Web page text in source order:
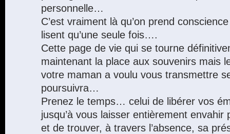
personnelle…
C’est vraiment là qu’on prend
lisent qu’une seule fois….
Cette page de vie qui se tourne
maintenant la place aux souvenirs mais
votre maman a voulu vous transmettre
poursuivra…
Prenez le temps… celui de libérer vos
jusqu’à vous laisser entièrement
et de trouver, à travers l’absence, sa